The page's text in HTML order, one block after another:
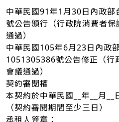
中華民國91年1月30日內政
號公告頒行（行政院消費者
通過）
中華民國105年6月23日內政
1051305386號公告修正（行
會議通過）
契約審閱權
本契約於中華民國__年__月__
（契約審閱期間至少三日）
承租人簽章：______________